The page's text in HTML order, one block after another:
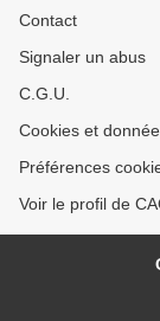
Contact
Signaler un abus
C.G.U.
Cookies et
Préférences
Voir le profil de